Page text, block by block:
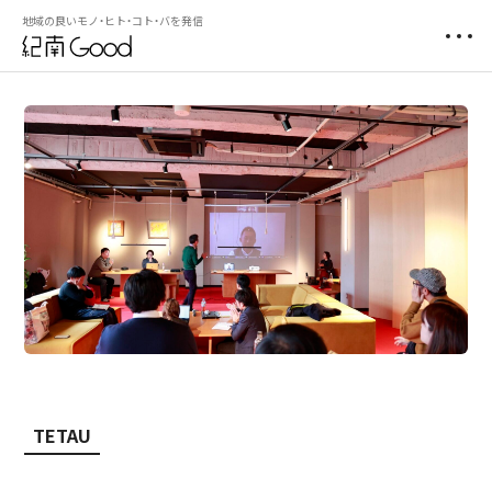
地域の良いモノ・ヒト・コト・バを発信
TETAU